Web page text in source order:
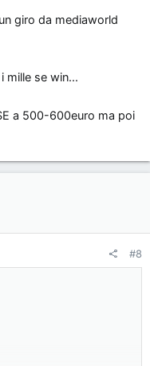
giro da mediaworld
mille se win...
a 500-600euro ma poi
#8